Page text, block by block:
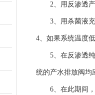
2、用反渗透产
3、用杀菌液充
4、如果系统温度
5、在反渗透纯
统的产水排放阀均
6、在此期间，